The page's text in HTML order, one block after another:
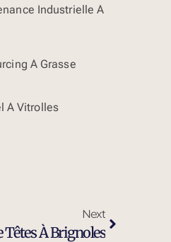
Industrielle À
À Grasse
À Vitrolles
Next
Têtes À Brignoles